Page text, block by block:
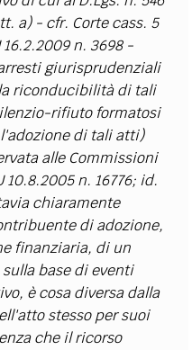
a) - cfr. Corte cass. 5
16.2.2009 n. 3698 -
giurisprudenziali
riconducibilità di tali
rifiuto formatosi
di tali atti)
alle Commissioni
n. 16776; id.
chiaramente
di adozione,
finanziaria, di un
base di eventi
è cosa diversa dalla
stesso per suoi
che il ricorso